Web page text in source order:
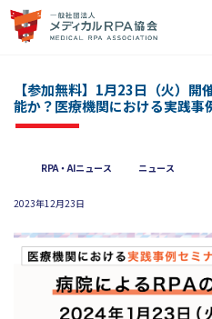
【参加無料】1月23日（火）開
能か？医療機関における実践事
RPA・AIニュース ニュース
2023年12月23日